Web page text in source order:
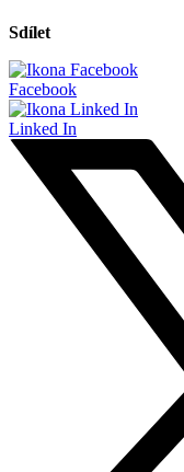
Sdílet
Facebook
Linked In